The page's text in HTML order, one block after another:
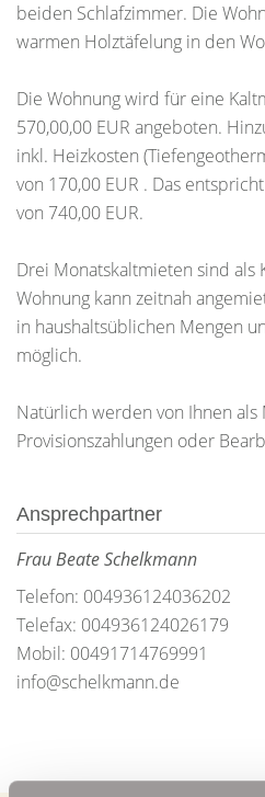
beiden Schlafzimmer. Die
warmen Holztäfelung in den
Die Wohnung wird für eine
570,00,00 EUR angeboten.
inkl. Heizkosten
von 170,00 EUR . Das
von 740,00 EUR.
Drei Monatskaltmieten sind als
Wohnung kann zeitnah
in haushaltsüblichen Mengen
möglich.
Natürlich werden von Ihnen
Provisionszahlungen oder
Ansprechpartner
Frau Beate Schelkmann
Telefon: 004936124036202
Telefax: 004936124026179
Mobil: 00491714769991
info@schelkmann.de